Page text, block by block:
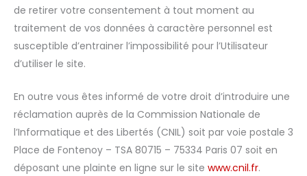
de retirer votre consentement à tout moment au
traitement de vos données à caractère personnel est
susceptible d’entrainer l’impossibilité pour l’Utilisateur
d’utiliser le site.
En outre vous êtes informé de votre droit d’introduire une
réclamation auprès de la Commission Nationale de
l’Informatique et des Libertés (CNIL) soit par voie postale 3
Place de Fontenoy – TSA 80715 – 75334 Paris 07 soit en
déposant une plainte en ligne sur le site www.cnil.fr.